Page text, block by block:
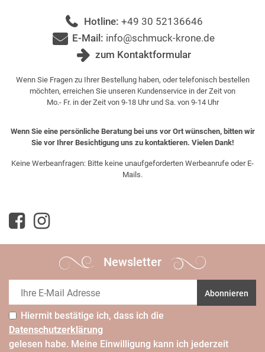
Hotline: +49 30 52136646
E-Mail: info@schmuck-krone.de
zum Kontaktformular
Wenn Sie Fragen zu Ihrer Bestellung haben, oder telefonisch bestellen
möchten, erreichen Sie unseren Kundenservice in der Zeit von
Mo.- Fr. in der Zeit von 9-18 Uhr und Sa. von 9-14 Uhr
Wenn Sie eine persönliche Beratung bei uns vor Ort wünschen, bitten wir
Sie vor Ihrer Besichtigung uns zu kontaktieren. Vielen Dank!
Keine Werbeanfragen: Bitte keine unaufgeforderten Werbeanrufe oder E-
Mails.
Newsletter
Abonnieren
Hiermit bestätige ich, dass ich die
Daten­schutz­erklärung
gelesen habe. Meine Einwilligung kann ich jederzeit